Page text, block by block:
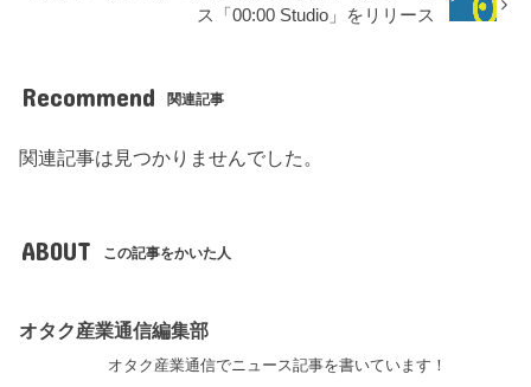
ス「00:00 Studio」をリリース
Recommend 関連記事
関連記事は見つかりませんでした。
ABOUT この記事をかいた人
オタク産業通信編集部
オタク産業通信でニュース記事を書いています！